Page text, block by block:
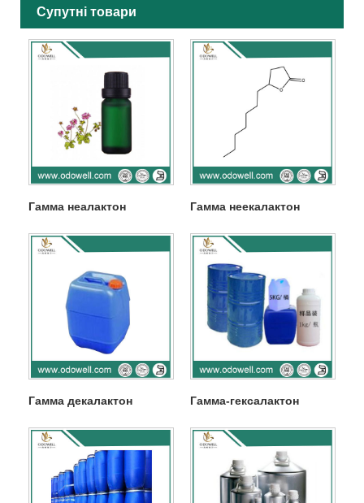
Супутні товари
Гамма неалактон Гамма неекалактон
Гамма декалактон Гамма-гексалактон